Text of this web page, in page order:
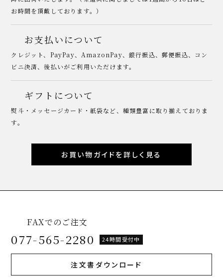
お時間を頂戴しております。）
お支払いについて
クレジット、PayPay、AmazonPay、銀行振込、郵便振込、コン
ビニ決済、後払いがご利用いただけます。
ギフトについて
熨斗・メッセージカード・紙袋など、種類豊富に取り揃えておりま
す。
お買い物ガイドを詳しく見る
FAXでのご注文
077-565-2280 24時間受付中
注文書ダウンロード